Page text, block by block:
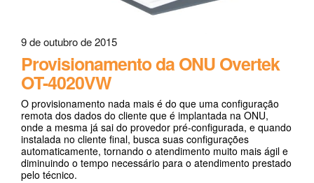
9 de outubro de 2015
Provisionamento da ONU Overtek
OT-4020VW
O provisionamento nada mais é do que uma configuração
remota dos dados do cliente que é implantada na ONU,
onde a mesma já sai do provedor pré-configurada, e quando
instalada no cliente final, busca suas configurações
automaticamente, tornando o atendimento muito mais ágil e
diminuindo o tempo necessário para o atendimento prestado
pelo técnico.